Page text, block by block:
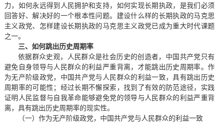
力，如何永远得到人民拥护和支持，如何实现长期执政，是我们必须
回答好、解决好的一个根本性问题。建设什么样的长期执政的马克思
主义政党、怎样建设长期执政的马克思主义政党已成为重大时代课题
之一。
三、如何跳出历史周期率
依据群众史观，人民群众是社会历史的创造者，中国共产党只有
避免自身领导与人民群众的利益严重背离，才能跳出历史周期率。作
为无产阶级政党，中国共产党与人民群众的利益一致，具有跳出历史
周期率的可能性；经过长期不懈探索，找到了有效的防范途径，实践
证明人民监督与自我革命能够避免党的领导与人民群众的利益严重背
离，具有跳出历史周期率的现实性。
（一）作为无产阶级政党，中国共产党与人民群众的利益一致